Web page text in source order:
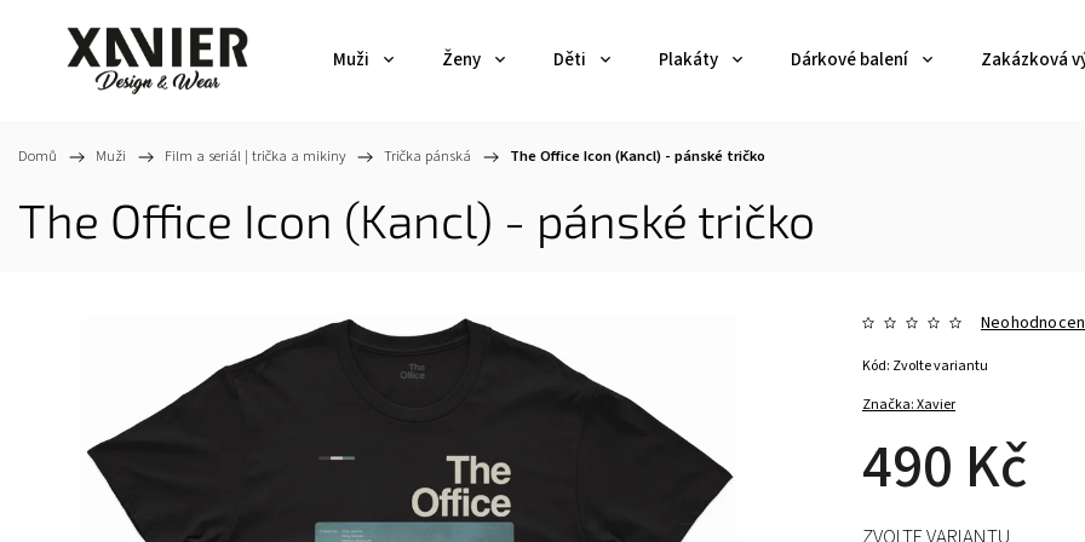
Muži Ženy Děti Plakáty Dárkové balení Zakázková
Domů / Muži / Film a seriál | trička a mikiny / Trička pánská / The Office Icon (Kancl) - pánské tričko
The Office Icon (Kancl) - pánské tričko
Značka:Xavier
490 Kč
Kód: Zvolte variantu